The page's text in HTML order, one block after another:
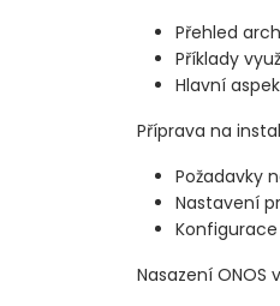
Přehled
Příklady
Hlavní
Příprava na
Požadavky
Nastavení
Nasazení